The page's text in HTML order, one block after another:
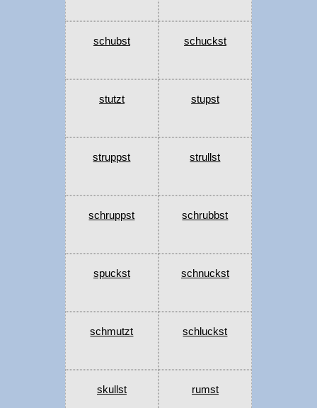
schubst schuckst
stutzt stupst
struppst strullst
schruppst schrubbst
spuckst schnuckst
schmutzt schluckst
skullst rumst